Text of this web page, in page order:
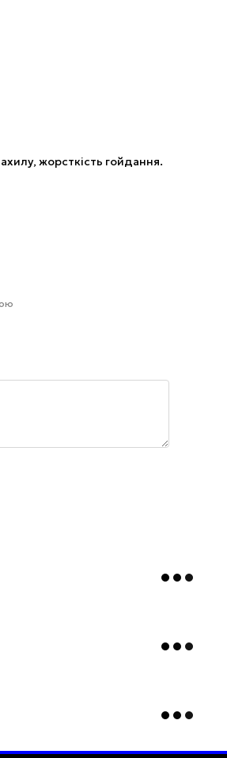
жорсткість гойдання.